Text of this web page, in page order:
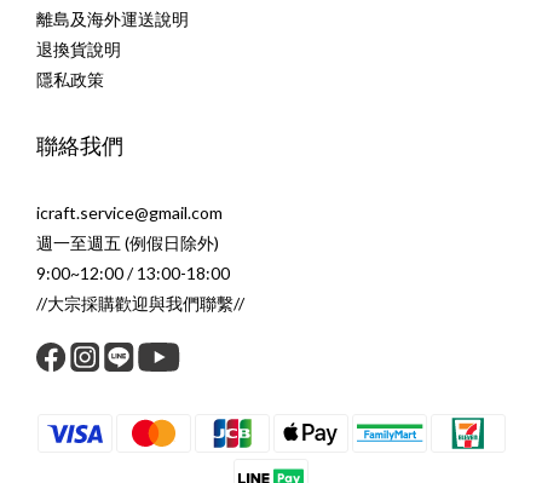
離島及海外運送說明
退換貨說明
隱私政策
聯絡我們
icraft.service@gmail.com
週一至週五 (例假日除外)
9:00~12:00 / 13:00-18:00
//大宗採購歡迎與我們聯繫//